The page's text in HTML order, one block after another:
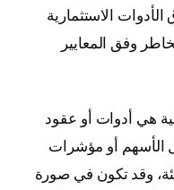
الاستثمارية
وفق المعايير
هي أدوات أو عقود
الأسهم أو مؤشرات
وقد تكون في صورة